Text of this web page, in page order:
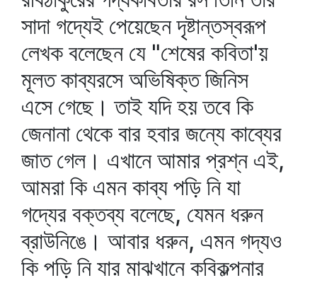
সাদা গদ্যেই পেয়েছেন দৃষ্টান্তস্বরূপ
লেখক বলেছেন যে "শেষের কবিতা'য়
মূলত কাব্যরসে অভিষিক্ত জিনিস
এসে গেছে। তাই যদি হয় তবে কি
জেনানা থেকে বার হবার জন্যে কাব্যের
জাত গেল। এখানে আমার প্রশ্ন এই,
আমরা কি এমন কাব্য পড়ি নি যা
গদ্যের বক্তব্য বলেছে, যেমন ধরুন
ব্রাউনিঙে। আবার ধরুন, এমন গদ্যও
কি পড়ি নি যার মাঝখানে কবিকল্পনার